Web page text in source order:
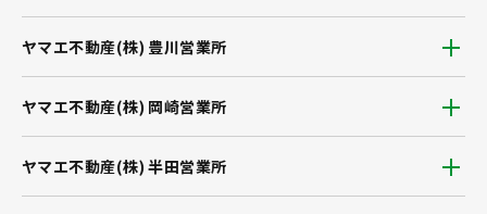
ヤマエ不動産(株) 豊川営業所
ヤマエ不動産(株) 岡崎営業所
ヤマエ不動産(株) 半田営業所